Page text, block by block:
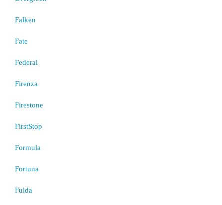
Falken
Fate
Federal
Firenza
Firestone
FirstStop
Formula
Fortuna
Fulda